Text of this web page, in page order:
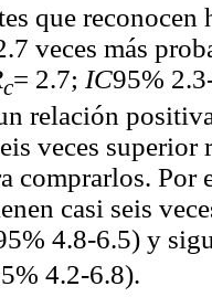
que
veces más
c= 2.7; IC95%
relación
veces superior
comprarlos.
casi seis
4.8-6.5) y
4.2-6.8).